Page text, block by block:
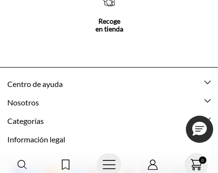
0
Recoge
en tienda
Centro de ayuda
Mis pedidos
Cómo comprar
Nosotros
Acerca de Tennis
Tns Friends
Categorías
Nuevo
Hombre
Información legal
Política de envio y devolución